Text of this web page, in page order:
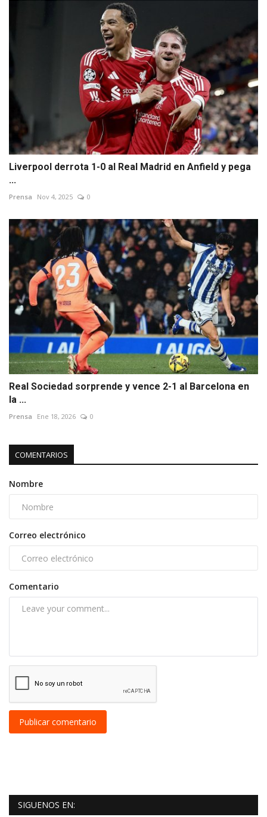
Liverpool derrota 1-0 al Real Madrid en Anfield y pega
...
Prensa Nov 4, 2025 0
Real Sociedad sorprende y vence 2-1 al Barcelona en
la ...
Prensa Ene 18, 2026 0
COMENTARIOS
Nombre
Correo electrónico
Comentario
Publicar comentario
SIGUENOS EN: